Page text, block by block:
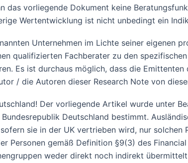
das vorliegende Dokument keine
Wertentwicklung ist nicht unbedingt ein
Unternehmen im Lichte seiner eigenen
qualifizierten Fachberater zu den
Es ist durchaus möglich, dass die
/ die Autoren dieser Research Note von
Der vorliegende Artikel wurde unter
Deutschland bestimmt.
sie in der UK vertrieben wird, nur
Personen gemäß Definition §9(3) des
weder direkt noch indirekt